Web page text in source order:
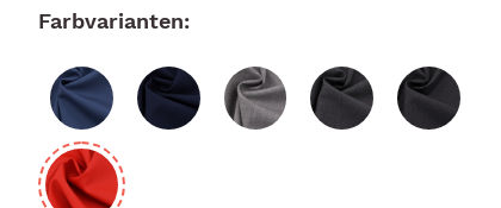
Farbvarianten: